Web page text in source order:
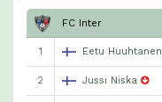
FC Inter
1 Eetu Huuhtanen
2 Jussi Niska